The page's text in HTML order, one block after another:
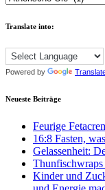
Translate into:
Powered by
Neueste Beiträge
Feurige
16:8 Fasten,
Gelassenheit:
Thunfischwraps
Kinder und